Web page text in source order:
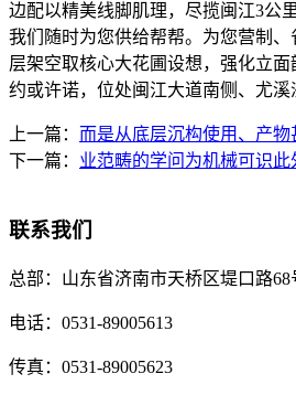
边配以精美线脚肌理，尽揽闽江3公
我们随时为您供给帮帮。为您营制
层架空取核心大花圃设想，强化立
约或许诺，位处闽江大道南侧、尤溪
上一篇： 而是从底层沉构使用、产
下一篇： 业范畴的学问为机械可识此
联系我们
总部： 山东省济南市天桥区堤口路68
电话： 0531-89005613
传真： 0531-89005623